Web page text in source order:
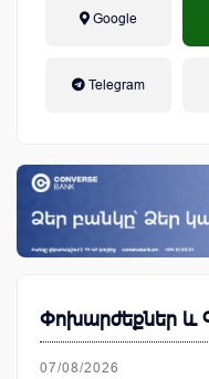
Google
Telegram
Փոխարժեքներ և
07/08/2026